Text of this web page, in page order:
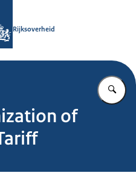
Rijksoverheid
of